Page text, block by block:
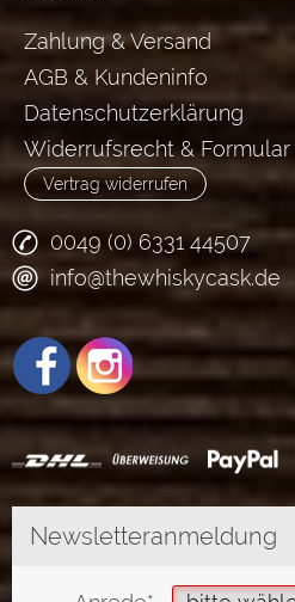
Zahlung & Versand
AGB & Kundeninfo
Datenschutzerklärung
Widerrufsrecht & Formular
Vertrag widerrufen
0049 (0) 6331 44507
info@thewhiskycask.de